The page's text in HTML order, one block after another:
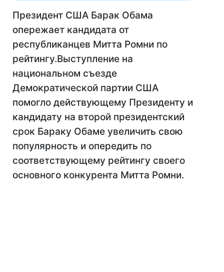
Президент США Барак Обама
опережает кандидата от
республиканцев Митта Ромни по
рейтингу.Выступление на
национальном съезде
Демократической партии США
помогло действующему Президенту и
кандидату на второй президентский
срок Бараку Обаме увеличить свою
популярность и опередить по
соответствующему рейтингу своего
основного конкурента Митта Ромни.